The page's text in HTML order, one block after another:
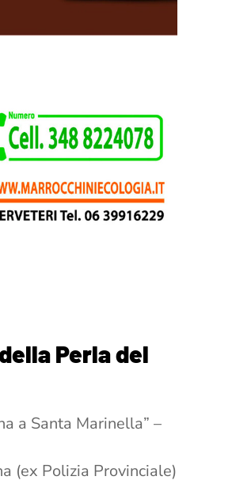
Perla del
a Santa Marinella” –
(ex Polizia Provinciale)